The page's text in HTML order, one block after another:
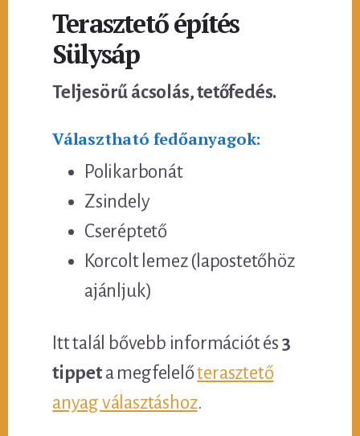
Terasztető építés
Sülysáp
Teljesörű ácsolás, tetőfedés.
Választható fedőanyagok:
Polikarbonát
Zsindely
Cseréptető
Korcolt lemez (lapostetőhöz
ajánljuk)
Itt talál bővebb információt és 3
tippeta megfelelőterasztető
anyag választáshoz.